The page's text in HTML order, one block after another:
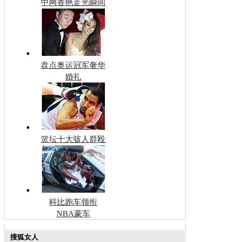
中网香艳走光瞬间
盘点奥运冠军奢华
婚礼
篮坛十大骇人群殴
科比跑车领衔
NBA豪车
搜狐女人